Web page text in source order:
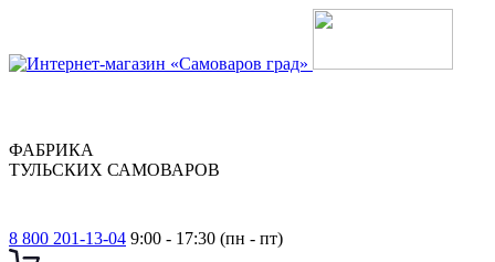
ФАБРИКА
ТУЛЬСКИХ САМОВАРОВ
8 800 201-13-04 9:00 - 17:30 (пн - пт)